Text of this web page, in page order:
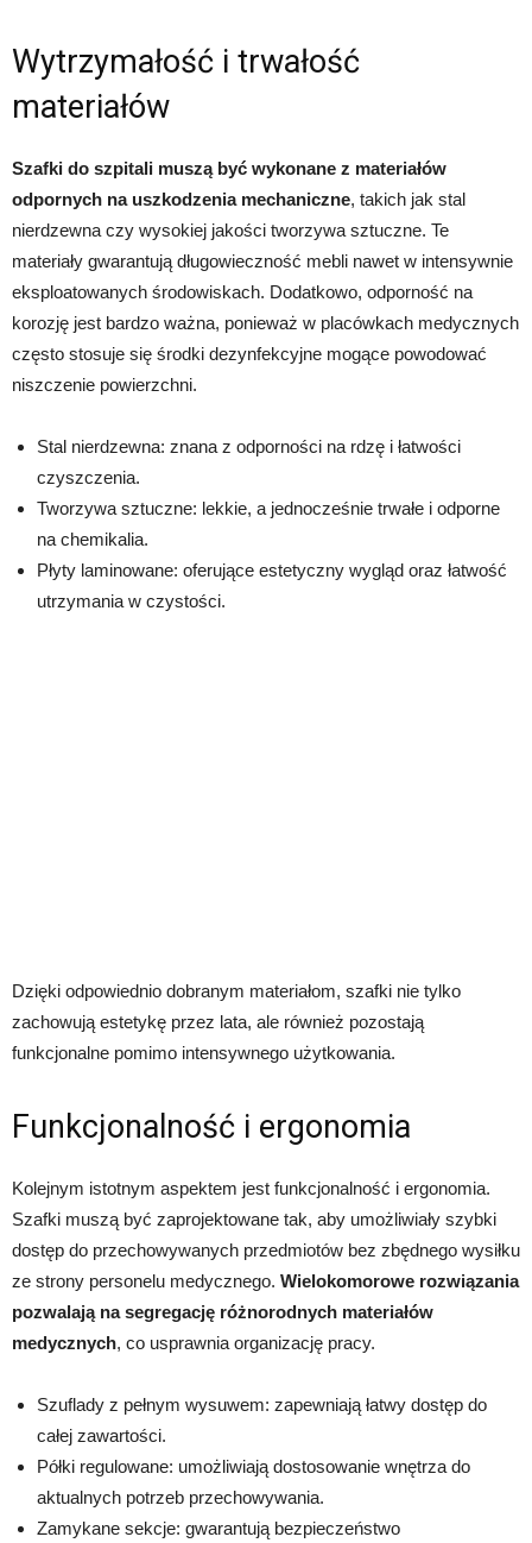
Wytrzymałość i trwałość
materiałów
Szafki do szpitali muszą być wykonane z materiałów
odpornych na uszkodzenia mechaniczne, takich jak stal
nierdzewna czy wysokiej jakości tworzywa sztuczne. Te
materiały gwarantują długowieczność mebli nawet w intensywnie
eksploatowanych środowiskach. Dodatkowo, odporność na
korozję jest bardzo ważna, ponieważ w placówkach medycznych
często stosuje się środki dezynfekcyjne mogące powodować
niszczenie powierzchni.
Stal nierdzewna: znana z odporności na rdzę i łatwości
czyszczenia.
Tworzywa sztuczne: lekkie, a jednocześnie trwałe i odporne
na chemikalia.
Płyty laminowane: oferujące estetyczny wygląd oraz łatwość
utrzymania w czystości.
Dzięki odpowiednio dobranym materiałom, szafki nie tylko
zachowują estetykę przez lata, ale również pozostają
funkcjonalne pomimo intensywnego użytkowania.
Funkcjonalność i ergonomia
Kolejnym istotnym aspektem jest funkcjonalność i ergonomia.
Szafki muszą być zaprojektowane tak, aby umożliwiały szybki
dostęp do przechowywanych przedmiotów bez zbędnego wysiłku
ze strony personelu medycznego. Wielokomorowe rozwiązania
pozwalają na segregację różnorodnych materiałów
medycznych, co usprawnia organizację pracy.
Szuflady z pełnym wysuwem: zapewniają łatwy dostęp do
całej zawartości.
Półki regulowane: umożliwiają dostosowanie wnętrza do
aktualnych potrzeb przechowywania.
Zamykane sekcje: gwarantują bezpieczeństwo